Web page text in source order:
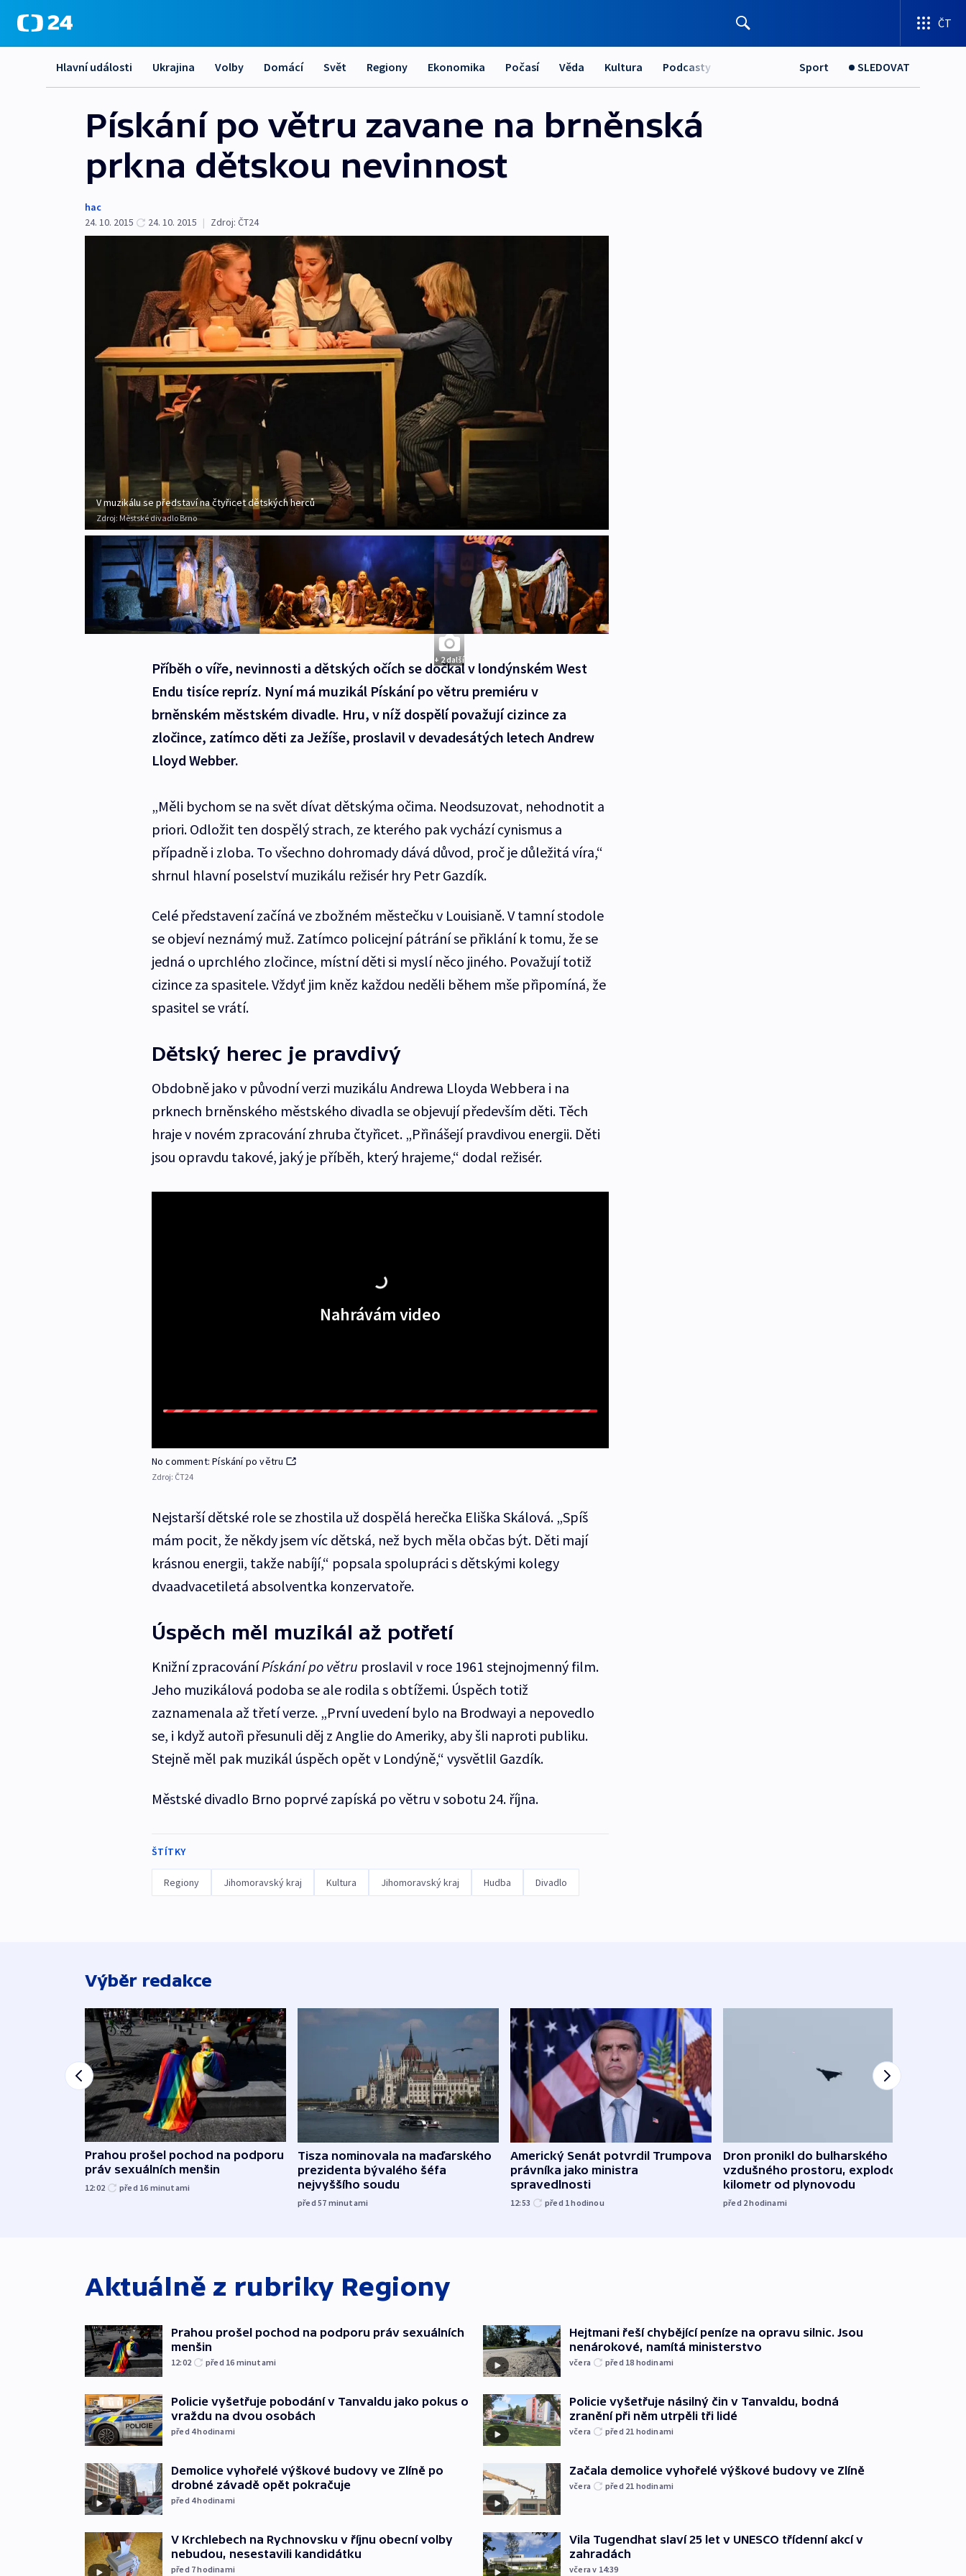
ČT
Hlavní události Ukrajina Volby Domácí Svět Regiony Ekonomika Počasí Věda Kultura Podcasty Sport SLEDOVAT
Pískání po větru zavane na brněnská
prkna dětskou nevinnost
hac
24. 10. 2015
24. 10. 2015 | Zdroj: ČT24
V muzikálu se představí na čtyřicet dětských herců
Zdroj: Městské divadlo Brno
+ 2 další
Příběh o víře, nevinnosti a dětských očích se dočkal v londýnském West
Endu tisíce repríz. Nyní má muzikál Pískání po větru premiéru v
brněnském městském divadle. Hru, v níž dospělí považují cizince za
zločince, zatímco děti za Ježíše, proslavil v devadesátých letech Andrew
Lloyd Webber.
„Měli bychom se na svět dívat dětskýma očima. Neodsuzovat, nehodnotit a
priori. Odložit ten dospělý strach, ze kterého pak vychází cynismus a
případně i zloba. To všechno dohromady dává důvod, proč je důležitá víra,“
shrnul hlavní poselství muzikálu režisér hry Petr Gazdík.
Celé představení začíná ve zbožném městečku v Louisianě. V tamní stodole
se objeví neznámý muž. Zatímco policejní pátrání se přiklání k tomu, že se
jedná o uprchlého zločince, místní děti si myslí něco jiného. Považují totiž
cizince za spasitele. Vždyť jim kněz každou neděli během mše připomíná, že
spasitel se vrátí.
Dětský herec je pravdivý
Obdobně jako v původní verzi muzikálu Andrewa Lloyda Webbera i na
prknech brněnského městského divadla se objevují především děti. Těch
hraje v novém zpracování zhruba čtyřicet. „Přinášejí pravdivou energii. Děti
jsou opravdu takové, jaký je příběh, který hrajeme,“ dodal režisér.
Nahrávám video
No comment: Pískání po větru
Zdroj: ČT24
Nejstarší dětské role se zhostila už dospělá herečka Eliška Skálová. „Spíš
mám pocit, že někdy jsem víc dětská, než bych měla občas být. Děti mají
krásnou energii, takže nabíjí,“ popsala spolupráci s dětskými kolegy
dvaadvacetiletá absolventka konzervatoře.
Úspěch měl muzikál až potřetí
Knižní zpracováníPískání po větru proslavil v roce 1961 stejnojmenný film.
Jeho muzikálová podoba se ale rodila s obtížemi. Úspěch totiž
zaznamenala až třetí verze. „První uvedení bylo na Brodwayi a nepovedlo
se, i když autoři přesunuli děj z Anglie do Ameriky, aby šli naproti publiku.
Stejně měl pak muzikál úspěch opět v Londýně,“ vysvětlil Gazdík.
Městské divadlo Brno poprvé zapíská po větru v sobotu 24. října.
ŠTÍTKY
Regiony Jihomoravský kraj Kultura Jihomoravský kraj Hudba Divadlo
Výběr redakce
Prahou prošel pochod na podporu
práv sexuálních menšin
12:02 před 16 minutami
Tisza nominovala na maďarského
prezidenta bývalého šéfa
nejvyššího soudu
před 57 minutami
Americký Senát potvrdil Trumpova
právníka jako ministra
spravedlnosti
12:53 před 1hodinou
Dron pronikl do bulharského
vzdušného prostoru, explodoval
kilometr od plynovodu
před 2hodinami
Aktuálně z rubriky Regiony
Prahou prošel pochod na podporu práv sexuálních
menšin
12:02 před 16 minutami
Policie vyšetřuje pobodání v Tanvaldu jako pokus o
vraždu na dvou osobách
před 4hodinami
Demolice vyhořelé výškové budovy ve Zlíně po
drobné závadě opět pokračuje
před 4hodinami
V Krchlebech na Rychnovsku v říjnu obecní volby
nebudou, nesestavili kandidátku
před 7hodinami
Hejtmani řeší chybějící peníze na opravu silnic. Jsou
nenárokové, namítá ministerstvo
včera před 18 hodinami
Policie vyšetřuje násilný čin v Tanvaldu, bodná
zranění při něm utrpěli tři lidé
včera před 21 hodinami
Začala demolice vyhořelé výškové budovy ve Zlíně
včera před 21 hodinami
Vila Tugendhat slaví 25 let v UNESCO třídenní akcí v
zahradách
včera v 14:39